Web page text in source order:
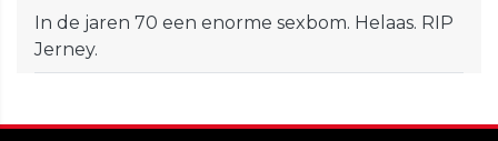
In de jaren 70 een enorme sexbom. Helaas. RIP
Jerney.